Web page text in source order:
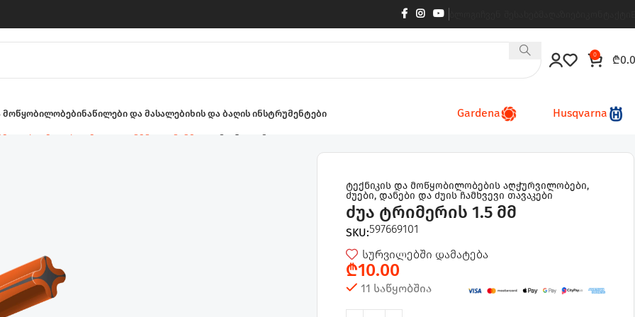
0 ₾
მოწყობილობებინაწილები და მასალებიხის და ბაღის ინსტრუმენტები Gardena Husqvarna
ტექნიკის და მოწყობილობების აღჭურვილობები,
ძუები, დანები და ძუის ჩამხვევი თავაკები
ძუა ტრიმერის 1.5 მმ
SKU:597669101
სურვილებში დამატება
₾10.00
11 საწყობშია